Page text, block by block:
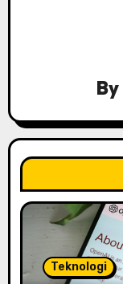
a
t
o
By
Teknologi